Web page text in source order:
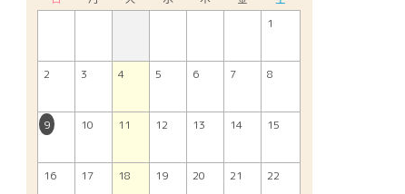
1
2 3 4 5 6 7 8
9 10 11 12 13 14 15
16 17 18 19 20 21 22